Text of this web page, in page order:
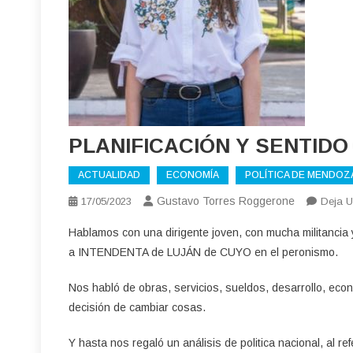
PLANIFICACIÓN Y
ACTUALIDAD ECONOMÍA POLÍTICA DE
17/05/2023 Gustavo Torres Roggerone Deja
Hablamos con una dirigente joven, con mucha
a INTENDENTA de LUJÁN de CUYO en el peronismo.
Nos habló de obras, servicios, sueldos, desarrollo,
decisión de cambiar cosas.
Y hasta nos regaló un análisis de politica nacional, al